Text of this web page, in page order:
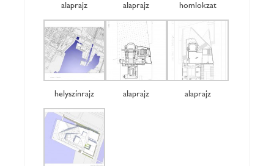
alaprajz alaprajz homlokzat
helyszínrajz alaprajz alaprajz